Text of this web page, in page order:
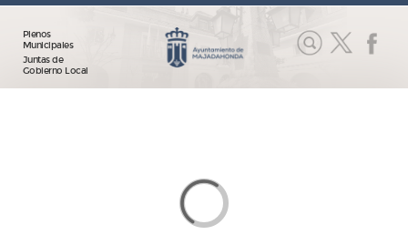
Plenos
Municipales
Juntas de
Gobierno Local